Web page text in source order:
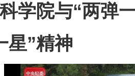
院与“两弹一
星”精神